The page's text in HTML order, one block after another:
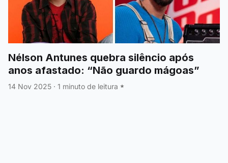
Nélson Antunes quebra silêncio após
anos afastado: “Não guardo mágoas”
14 Nov 2025 · 1 minuto de leitura